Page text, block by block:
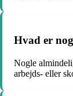
Hvad er
Nogle
arbejds- eller